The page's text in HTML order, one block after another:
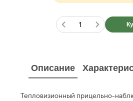
Описание
Тепловизионный прицельно-